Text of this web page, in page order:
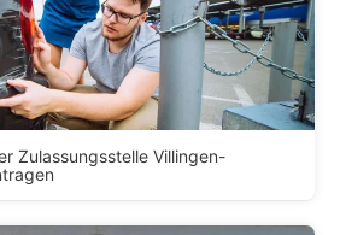
Zulassungsstelle Villingen-